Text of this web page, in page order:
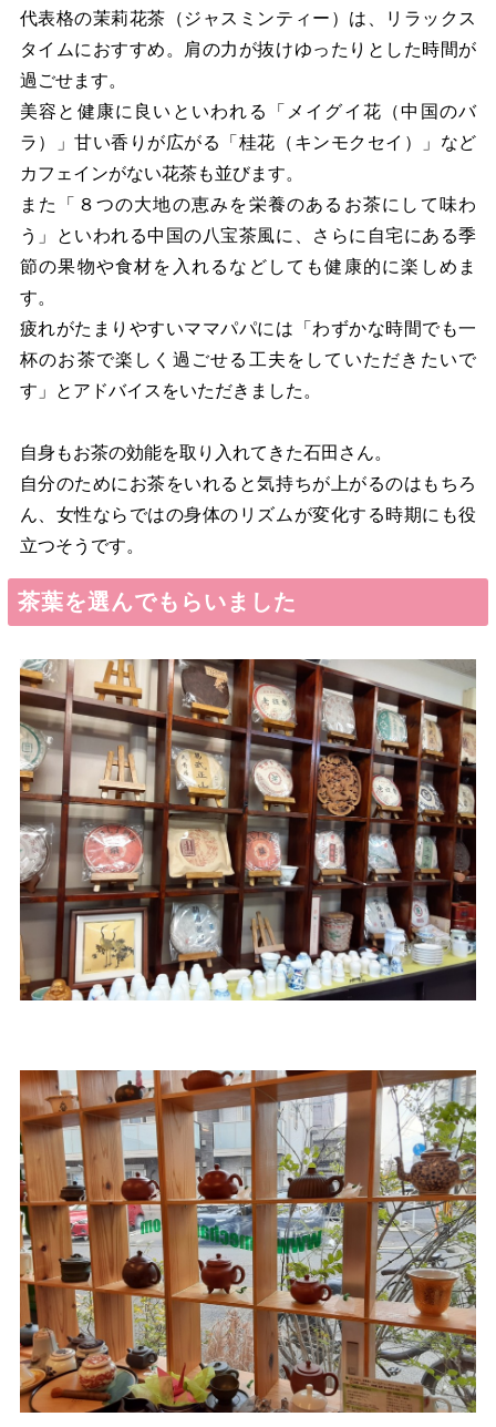
代表格の茉莉花茶（ジャスミンティー）は、リラックス
タイムにおすすめ。肩の力が抜けゆったりとした時間が
過ごせます。
美容と健康に良いといわれる「メイグイ花（中国のバ
ラ）」甘い香りが広がる「桂花（キンモクセイ）」など
カフェインがない花茶も並びます。
また「８つの大地の恵みを栄養のあるお茶にして味わ
う」といわれる中国の八宝茶風に、さらに自宅にある季
節の果物や食材を入れるなどしても健康的に楽しめま
す。
疲れがたまりやすいママパパには「わずかな時間でも一
杯のお茶で楽しく過ごせる工夫をしていただきたいで
す」とアドバイスをいただきました。
自身もお茶の効能を取り入れてきた石田さん。
自分のためにお茶をいれると気持ちが上がるのはもちろ
ん、女性ならではの身体のリズムが変化する時期にも役
立つそうです。
茶葉を選んでもらいました